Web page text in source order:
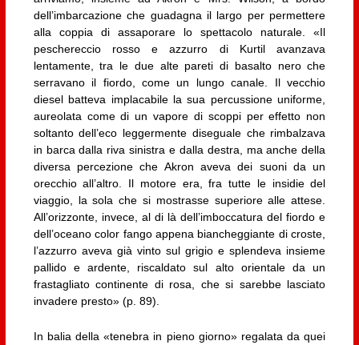
dell’imbarcazione che guadagna il largo per permettere
alla coppia di assaporare lo spettacolo naturale. «Il
peschereccio rosso e azzurro di Kurtil avanzava
lentamente, tra le due alte pareti di basalto nero che
serravano il fiordo, come un lungo canale. Il vecchio
diesel batteva implacabile la sua percussione uniforme,
aureolata come di un vapore di scoppi per effetto non
soltanto dell’eco leggermente diseguale che rimbalzava
in barca dalla riva sinistra e dalla destra, ma anche della
diversa percezione che Akron aveva dei suoni da un
orecchio all’altro. Il motore era, fra tutte le insidie del
viaggio, la sola che si mostrasse superiore alle attese.
All’orizzonte, invece, al di là dell’imboccatura del fiordo e
dell’oceano color fango appena biancheggiante di croste,
l’azzurro aveva già vinto sul grigio e splendeva insieme
pallido e ardente, riscaldato sul alto orientale da un
frastagliato continente di rosa, che si sarebbe lasciato
invadere presto» (p. 89).
In balia della «tenebra in pieno giorno» regalata da quei